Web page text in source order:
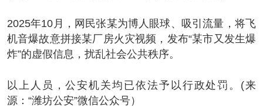
2025年10月，网民张某为博人眼球、吸引流量，将飞
机音爆故意拼接某厂房火灾视频，发布“某市又发生爆
炸”的虚假信息，扰乱社会公共秩序。
以上人员，公安机关均已依法予以行政处罚。(来
源：“潍坊公安”微信公众号）